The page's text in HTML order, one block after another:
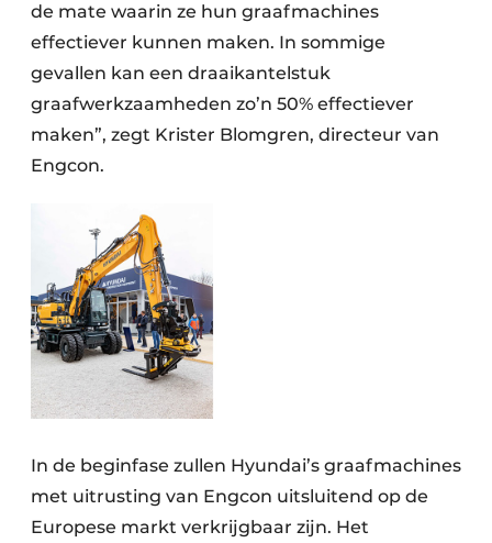
de mate waarin ze hun graafmachines
effectiever kunnen maken. In sommige
gevallen kan een draaikantelstuk
graafwerkzaamheden zo’n 50% effectiever
maken”, zegt Krister Blomgren, directeur van
Engcon.
In de beginfase zullen Hyundai’s graafmachines
met uitrusting van Engcon uitsluitend op de
Europese markt verkrijgbaar zijn. Het